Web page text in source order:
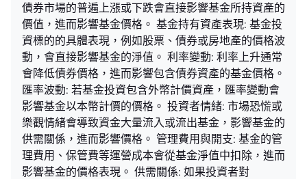
債券市場的普遍上漲或下跌會直接影響基金所持資產的
價值，進而影響基金價格。 基金持有資產表現: 基金投
資標的的具體表現，例如股票、債券或房地產的價格波
動，會直接影響基金的淨值。 利率變動: 利率上升通常
會降低債券價格，進而影響包含債券資產的基金價格。
匯率波動: 若基金投資包含外幣計價資產，匯率變動會
影響基金以本幣計價的價格。 投資者情緒: 市場恐慌或
樂觀情緒會導致資金大量流入或流出基金，影響基金的
供需關係，進而影響價格。 管理費用與開支: 基金的管
理費用、保管費等運營成本會從基金淨值中扣除，進而
影響基金的價格表現。 供需關係: 如果投資者對